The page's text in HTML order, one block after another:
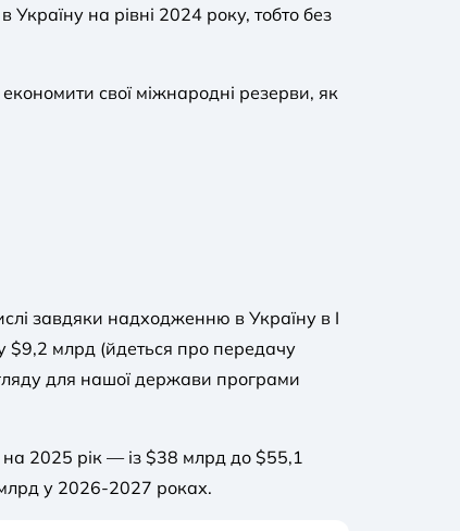
на рівні 2024 року, тобто без
свої міжнародні резерви, як
завдяки надходженню в Україну в I
$9,2 млрд (йдеться про передачу
для нашої держави програми
2025 рік — із $38 млрд до $55,1
у 2026-2027 роках.